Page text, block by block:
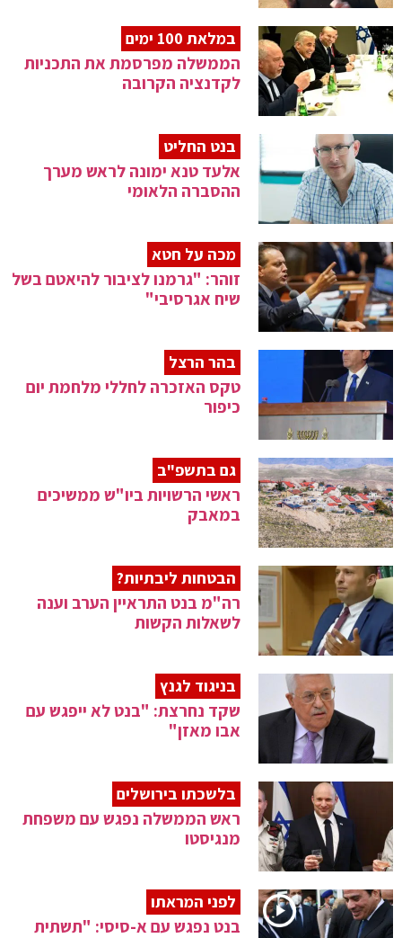
במלאת 100 ימים
הממשלה מפרסמת את התכניות
לקדנציה הקרובה
בנט החליט
אלעד טנא ימונה לראש מערך
ההסברה הלאומי
מכה על חטא
זוהר: "גרמנו לציבור להיאטם בשל
שיח אגרסיבי"
בהר הרצל
טקס האזכרה לחללי מלחמת יום
כיפור
גם בתשפ"ב
ראשי הרשויות ביו"ש ממשיכים
במאבק
הבטחות ליבתיות?
רה"מ בנט התראיין הערב וענה
לשאלות הקשות
בניגוד לגנץ
שקד נחרצת: "בנט לא ייפגש עם
אבו מאזן"
בלשכתו בירושלים
ראש הממשלה נפגש עם משפחת
מנגיסטו
לפני המראתו
בנט נפגש עם א-סיסי: "תשתית